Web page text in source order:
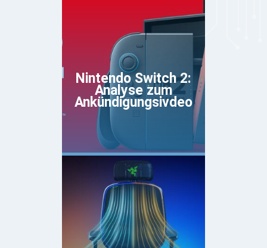
Nintendo Switch 2:
Analyse zum
Ankündigungsivdeo